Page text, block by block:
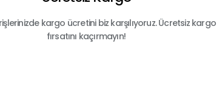
kargo ücretini biz karşılıyoruz. Ücretsiz kargo
fırsatını kaçırmayın!